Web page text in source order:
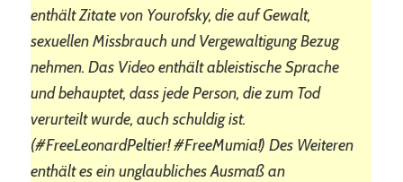
enthält Zitate von Yourofsky, die auf Gewalt,
sexuellen Missbrauch und Vergewaltigung Bezug
nehmen. Das Video enthält ableistische Sprache
und behauptet, dass jede Person, die zum Tod
verurteilt wurde, auch schuldig ist.
(#FreeLeonardPeltier! #FreeMumia!) Des Weiteren
enthält es ein unglaubliches Ausmaß an